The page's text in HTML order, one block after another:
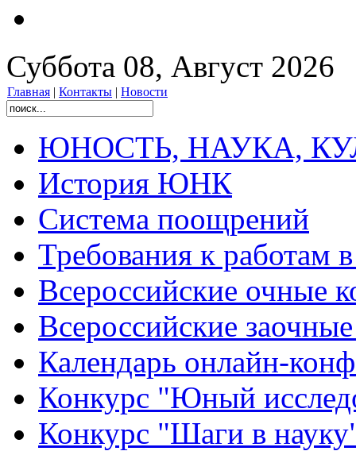
Суббота 08, Август 2026
Главная | Контакты | Новости
ЮНОСТЬ, НАУКА,
История ЮНК
Система поощрений
Требования к работам
Всероссийские очные
Всероссийские
Календарь онлайн-
Конкурс "Юный
Конкурс "Шаги в